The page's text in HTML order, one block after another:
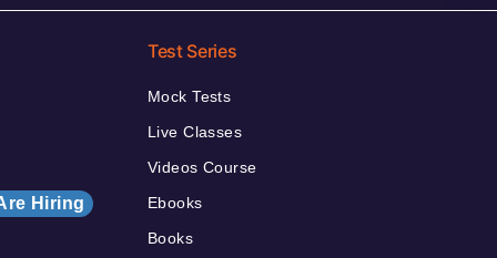
Hiring
Test Series
Mock Tests
Live Classes
Videos Course
Ebooks
Books